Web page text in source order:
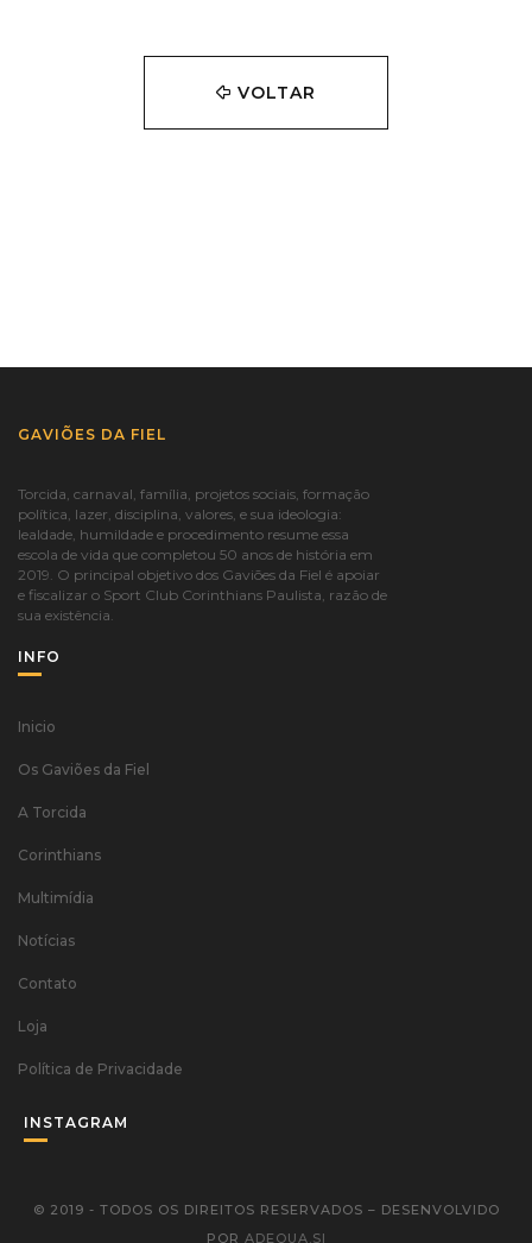
VOLTAR
GAVIÕES DA FIEL
Torcida, carnaval, família, projetos sociais, formação
política, lazer, disciplina, valores, e sua ideologia:
lealdade, humildade e procedimento resume essa
escola de vida que completou 50 anos de história em
2019. O principal objetivo dos Gaviões da Fiel é apoiar
e fiscalizar o Sport Club Corinthians Paulista, razão de
sua existência.
INFO
Inicio
Os Gaviões da Fiel
A Torcida
Corinthians
Multimídia
Notícias
Contato
Loja
Política de Privacidade
INSTAGRAM
© 2019 - TODOS OS DIREITOS RESERVADOS – DESENVOLVIDO
POR ADEQUA.SI